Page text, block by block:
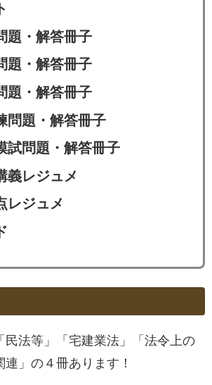
題・解答冊子
題・解答冊子
題・解答冊子
問題・解答冊子
試問題・解答冊子
義レジュメ
レジュメ
民法等」「宅建業法」「法令上の
」の４冊あります！